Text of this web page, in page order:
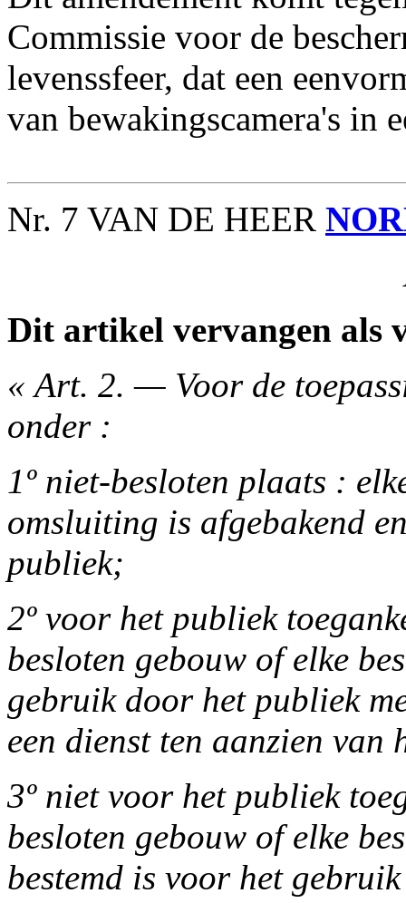
Commissie voor de
levenssfeer, dat een
van bewakingscamera's in
Nr. 7 VAN DE HEER
Dit artikel vervangen als
« Art. 2. — Voor de
onder :
1º niet-besloten plaats :
omsluiting is afgebakend
publiek;
2º voor het publiek
besloten gebouw of elke
gebruik door het publiek
een dienst ten aanzien van
3º niet voor het publiek
besloten gebouw of elke
bestemd is voor het